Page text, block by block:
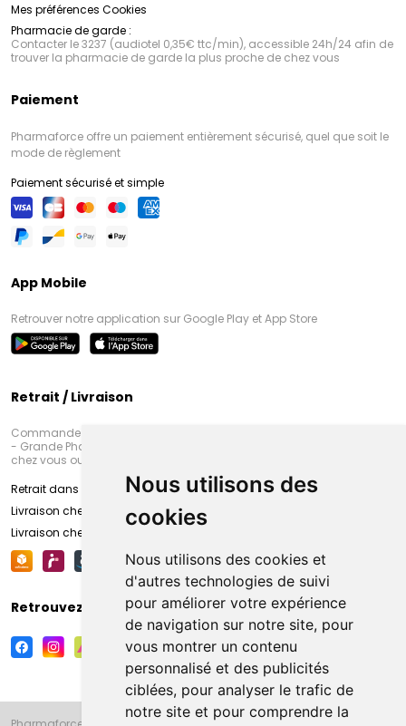
Nous utilisons des
cookies
Nous utilisons des cookies et
d'autres technologies de suivi
pour améliorer votre expérience
de navigation sur notre site, pour
vous montrer un contenu
personnalisé et des publicités
ciblées, pour analyser le trafic de
notre site et pour comprendre la
Mes préférences Cookies
Pharmacie de garde :
Contacter le 3237 (audiotel 0,35€ ttc/min), accessible 24h/24 afin de
trouver la pharmacie de garde la plus proche de chez vous
Paiement
Pharmaforce offre un paiement entièrement sécurisé, quel que soit le
mode de règlement
Paiement sécurisé et simple
App Mobile
Retrouver notre application sur Google Play et App Store
Retrait / Livraison
Commandez en ligne et venez chercher votre commande à Amiens
- Grande Pharmacie d’Amiens (Fachon) ou recevez-là rapidement
chez vous ou en point retrait
Retrait dans la pharmacie d’Amiens
Livraison chez vous
Livraison chez votre commerçant
Retrouvez-nous sur vos réseaux sociaux